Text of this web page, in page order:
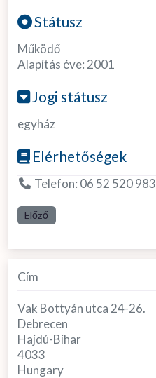
Státusz
Működő
Alapítás éve: 2001
Jogi státusz
egyház
Elérhetőségek
Telefon: 06 52 520 983
Előző
Cím
Vak Bottyán utca 24-26.
Debrecen
Hajdú-Bihar
4033
Hungary